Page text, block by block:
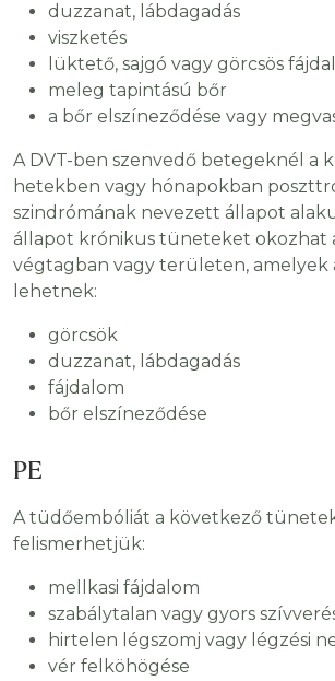
duzzanat, lábdagadás
viszketés
lüktető, sajgó vagy görcsös
meleg tapintású bőr
a bőr elszíneződése vagy
A DVT-ben szenvedő betegeknél a
hetekben vagy hónapokban
szindrómának nevezett állapot
állapot krónikus tüneteket okozhat
végtagban vagy területen, amelyek
lehetnek:
görcsök
duzzanat, lábdagadás
fájdalom
bőr elszíneződése
PE
A tüdőembóliát a következő
felismerhetjük:
mellkasi fájdalom
szabálytalan vagy gyors
hirtelen légszomj vagy légzési
vér felköhögése